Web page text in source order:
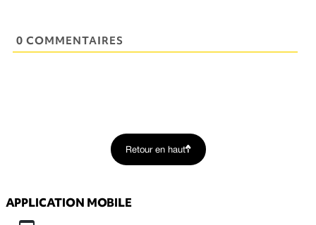
0 COMMENTAIRES
Retour en haut
APPLICATION MOBILE